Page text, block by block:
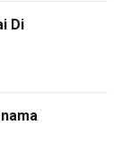
Di